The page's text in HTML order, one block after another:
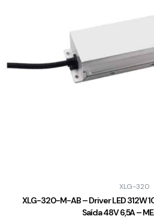
XLG-320
XLG-320-M-AB – Driver LED 312W
Saída 48V 6,5A –